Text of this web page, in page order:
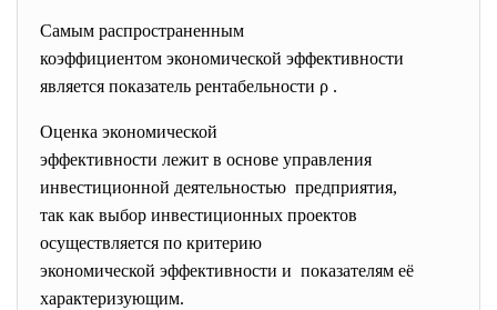
Самым распространенным
коэффициентом экономической эффективности
является показатель рентабельности ρ .
Оценка экономической
эффективности лежит в основе управления
инвестиционной деятельностью предприятия,
так как выбор инвестиционных проектов
осуществляется по критерию
экономической эффективности и показателям её
характеризующим.